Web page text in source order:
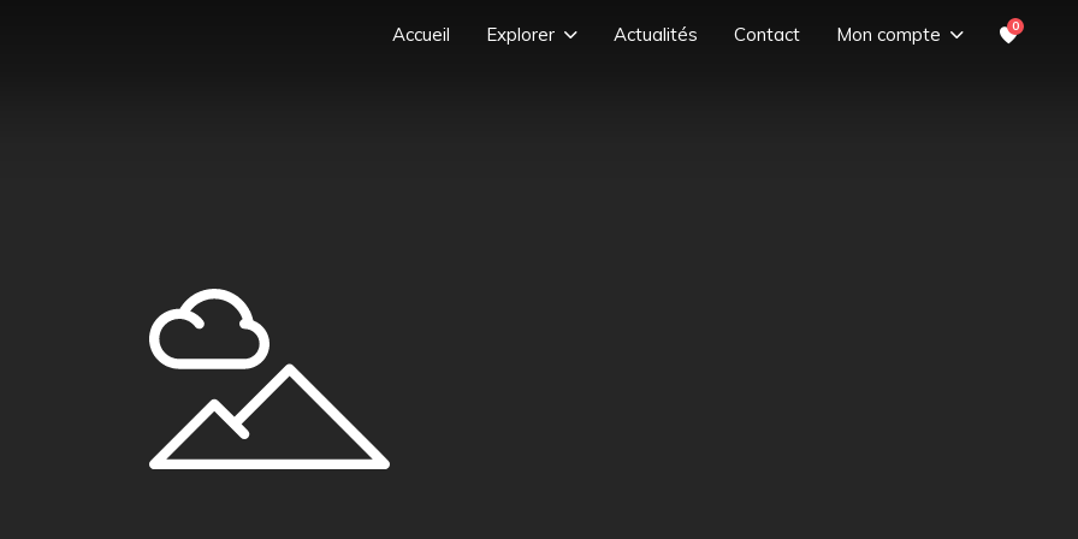
Accueil Explorer Actualités Contact Mon compte 0